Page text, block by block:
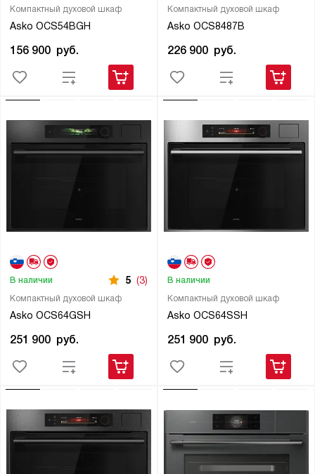
Компактный духовой шкаф
Asko OCS54BGH
156 900 руб.
Компактный духовой шкаф
Asko OCS8487B
226 900 руб.
Компактный духовой шкаф
Asko OCS64GSH
В наличии 5 (3)
251 900 руб.
Компактный духовой шкаф
Asko OCS64SSH
В наличии
251 900 руб.